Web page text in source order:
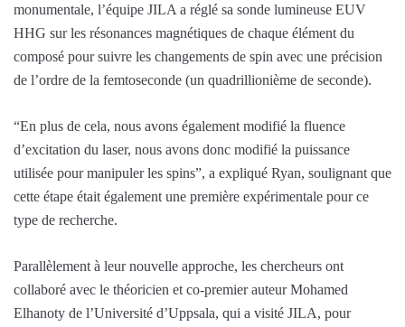
monumentale, l’équipe JILA a réglé sa sonde lumineuse EUV
HHG sur les résonances magnétiques de chaque élément du
composé pour suivre les changements de spin avec une précision
de l’ordre de la femtoseconde (un quadrillionième de seconde).
“En plus de cela, nous avons également modifié la fluence
d’excitation du laser, nous avons donc modifié la puissance
utilisée pour manipuler les spins”, a expliqué Ryan, soulignant que
cette étape était également une première expérimentale pour ce
type de recherche.
Parallèlement à leur nouvelle approche, les chercheurs ont
collaboré avec le théoricien et co-premier auteur Mohamed
Elhanoty de l’Université d’Uppsala, qui a visité JILA, pour